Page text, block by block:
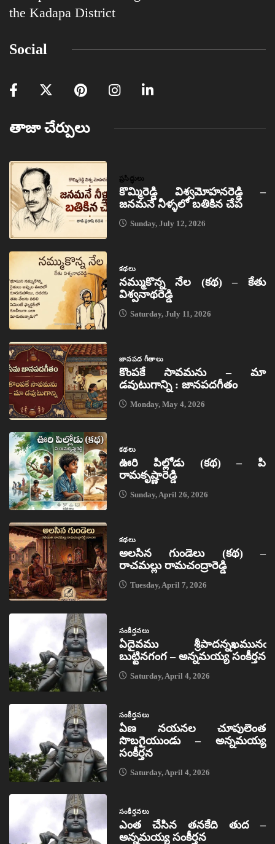
the Kadapa District
Social
తాజా చేర్పులు
ప్రసిద్ధులు
కొమ్మిరెడ్డి విశ్వమోహనరెడ్డి –
జనమనే నీళ్ళలో బతికిన చేప
Sunday, July 12, 2026
కథలు
నమ్ముకొన్న నేల (కథ) – కేతు
విశ్వనాథరెడ్డి
Saturday, July 11, 2026
జానపద గీతాలు
కొంపకే సావమను – మా
డవుటుగాన్ని : జానపదగీతం
Monday, May 4, 2026
కథలు
ఊరి పిల్లోడు (కథ) – పి
రామకృష్ణారెడ్డి
Sunday, April 26, 2026
కథలు
అలసిన గుండెలు (కథ) –
రాచమల్లు రామచంద్రారెడ్డి
Tuesday, April 7, 2026
సంకీర్తనలు
ఏదైవము శ్రీపాదన్నఖమునఁ
బుట్టినగంగ – అన్నమయ్య సంకీర్తన
Saturday, April 4, 2026
సంకీర్తనలు
ఏణ నయనల చూపులెంత
సొబగైయుండు – అన్నమయ్య
సంకీర్తన
Saturday, April 4, 2026
సంకీర్తనలు
ఎంత చేసిన తనకేది తుద –
అన్నమయ్య సంకీర్తన